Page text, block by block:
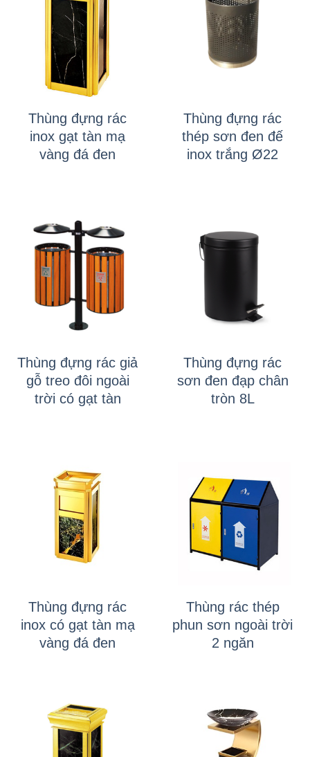
Thùng đựng rác
inox gạt tàn mạ
vàng đá đen
Thùng đựng rác
thép sơn đen đế
inox trắng Ø22
Thùng đựng rác giả
gỗ treo đôi ngoài
trời có gạt tàn
Thùng đựng rác
sơn đen đạp chân
tròn 8L
Thùng đựng rác
inox có gạt tàn mạ
vàng đá đen
Thùng rác thép
phun sơn ngoài trời
2 ngăn